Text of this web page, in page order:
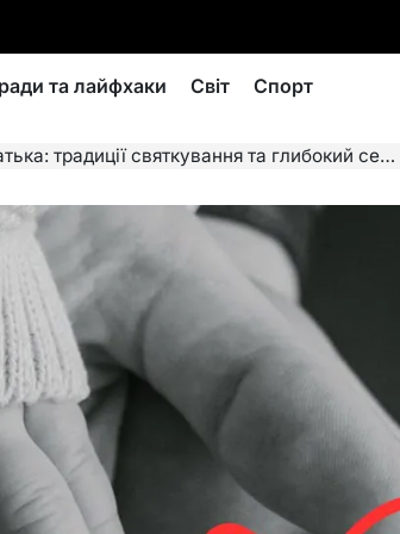
та лайфхаки Світ Спорт
святкування та глибокий сенс вшанування татусів у світі